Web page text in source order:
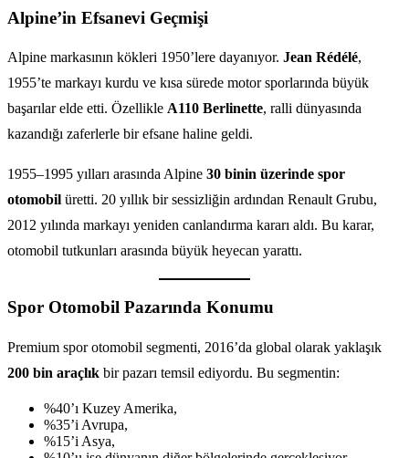
Alpine’in Efsanevi Geçmişi
Alpine markasının kökleri 1950’lere dayanıyor. Jean Rédélé,
1955’te markayı kurdu ve kısa sürede motor sporlarında büyük
başarılar elde etti. Özellikle A110 Berlinette, ralli dünyasında
kazandığı zaferlerle bir efsane haline geldi.
1955–1995 yılları arasında Alpine 30 binin üzerinde spor
otomobil üretti. 20 yıllık bir sessizliğin ardından Renault Grubu,
2012 yılında markayı yeniden canlandırma kararı aldı. Bu karar,
otomobil tutkunları arasında büyük heyecan yarattı.
Spor Otomobil Pazarında Konumu
Premium spor otomobil segmenti, 2016’da global olarak yaklaşık
200 bin araçlık bir pazarı temsil ediyordu. Bu segmentin:
%40’ı Kuzey Amerika,
%35’i Avrupa,
%15’i Asya,